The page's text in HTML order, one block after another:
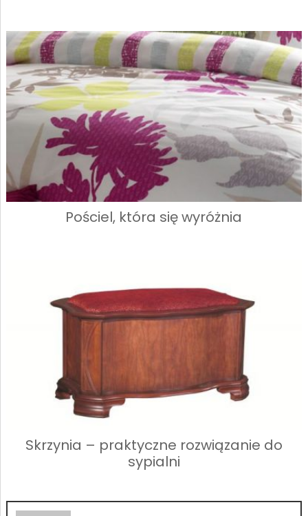
Pościel, która się wyróżnia
Skrzynia – praktyczne rozwiązanie do
sypialni